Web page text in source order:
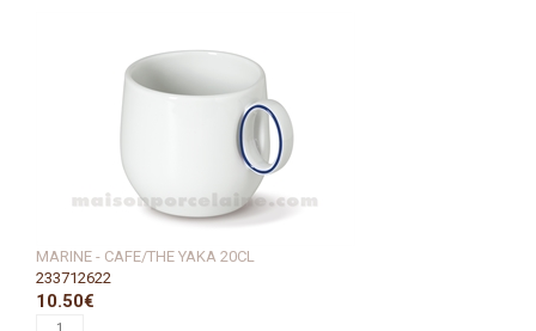
MARINE - CAFE/THE YAKA 20CL
233712622
10.50€